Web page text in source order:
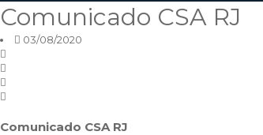
Comunicado CSA RJ
03/08/2020
Comunicado CSA RJ